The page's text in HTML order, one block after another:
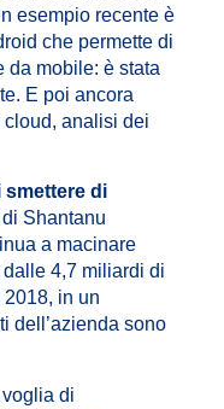
esempio recente è
che permette di
da mobile: è stata
E poi ancora
analisi dei
smettere di
Shantanu
a macinare
dalle 4,7 miliardi di
in un
dell’azienda sono
di